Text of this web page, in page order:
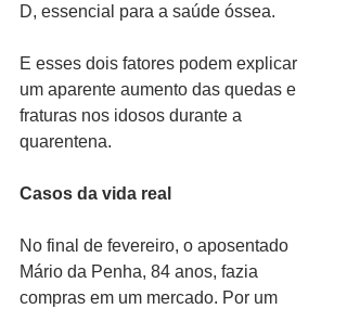
D, essencial para a saúde óssea.
E esses dois fatores podem explicar
um aparente aumento das quedas e
fraturas nos idosos durante a
quarentena.
Casos da vida real
No final de fevereiro, o aposentado
Mário da Penha, 84 anos, fazia
compras em um mercado. Por um